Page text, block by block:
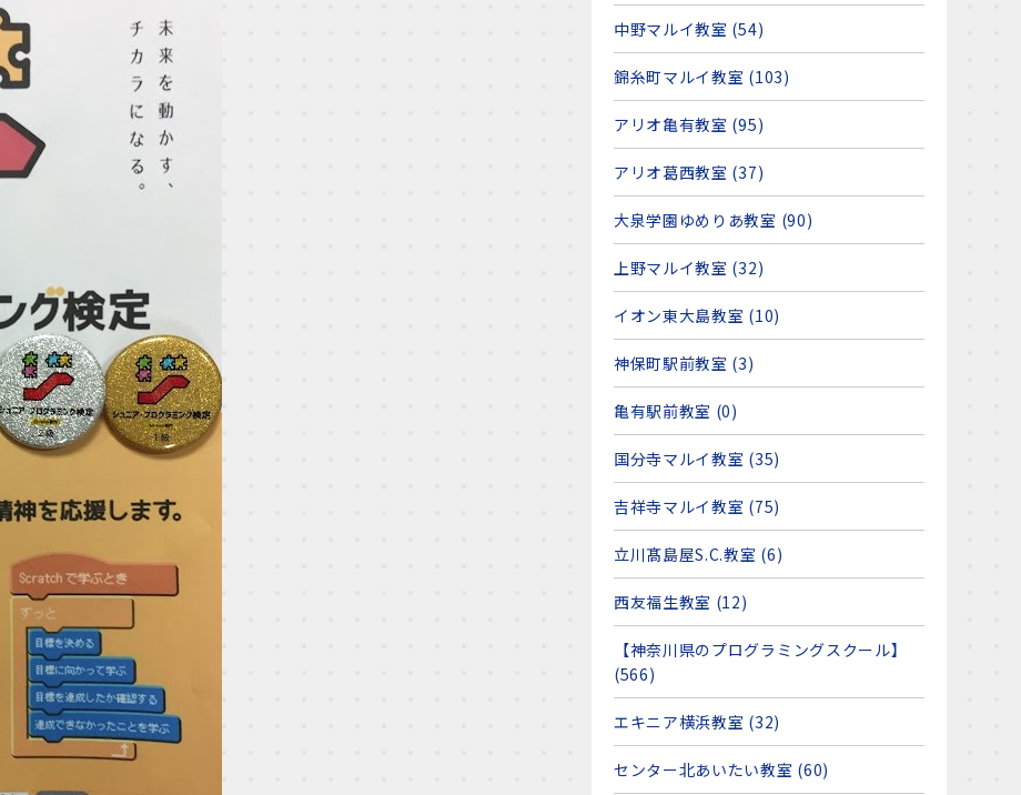
中野マルイ教室 (54)
錦糸町マルイ教室 (103)
アリオ亀有教室 (95)
アリオ葛西教室 (37)
大泉学園ゆめりあ教室 (90)
上野マルイ教室 (32)
イオン東大島教室 (10)
神保町駅前教室 (3)
亀有駅前教室 (0)
国分寺マルイ教室 (35)
吉祥寺マルイ教室 (75)
立川髙島屋S.C.教室 (6)
西友福生教室 (12)
【神奈川県のプログラミングスクール】
(566)
エキニア横浜教室 (32)
センター北あいたい教室 (60)